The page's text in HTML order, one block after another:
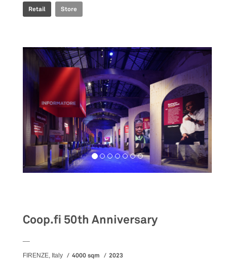
Retail Store
Coop.fi 50th Anniversary
FIRENZE, Italy 4000 sqm 2023